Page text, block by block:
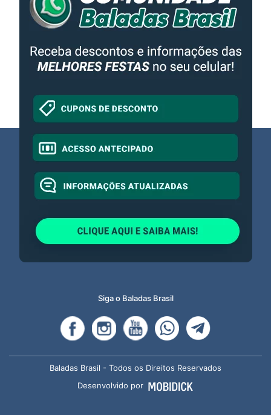
Siga o Baladas Brasil
Baladas Brasil - Todos os Direitos Reservados
Desenvolvido por